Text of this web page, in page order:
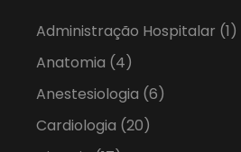
Administração Hospitalar (1)
Anatomia (4)
Anestesiologia (6)
Cardiologia (20)